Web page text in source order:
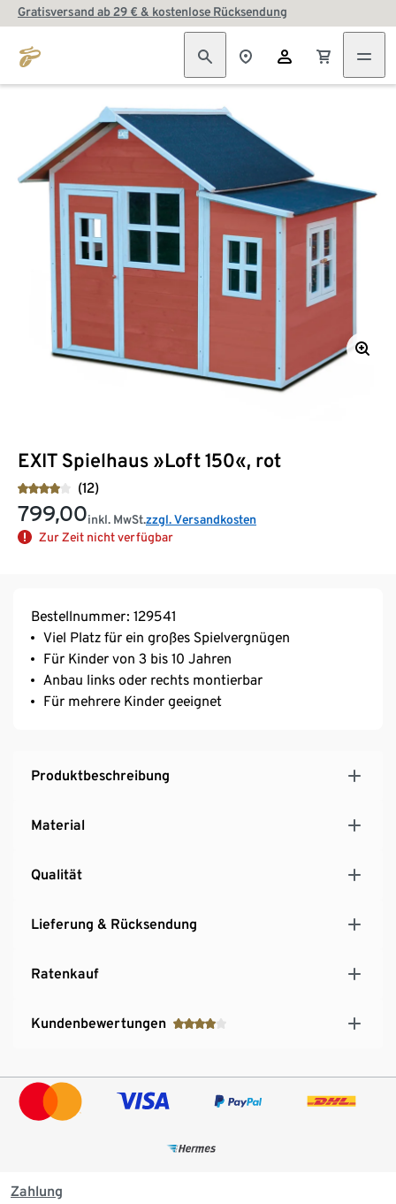
Gratisversand ab 29 € & kostenlose Rücksendung
EXIT Spielhaus »Loft 150«, rot
(12)
799,00inkl. MwSt.zzgl. Versandkosten
Zur Zeit nicht verfügbar
Bestellnummer: 129541
Viel Platz für ein großes Spielvergnügen
Für Kinder von 3 bis 10 Jahren
Anbau links oder rechts montierbar
Für mehrere Kinder geeignet
Produktbeschreibung
Material
Qualität
Lieferung & Rücksendung
Ratenkauf
Kundenbewertungen
Zahlung